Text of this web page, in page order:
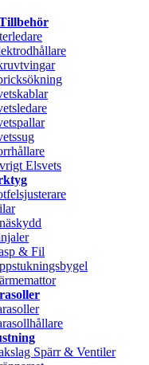
Elsvets
& Fil
Spärr & Ventiler